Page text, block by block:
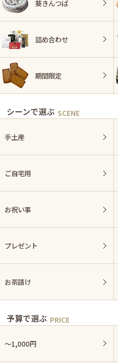
葵きんつば
詰め合わせ
期間限定
シーンで選ぶ
手土産
ご自宅用
お祝い事
プレゼント
お茶請け
予算で選ぶ
〜1,000円